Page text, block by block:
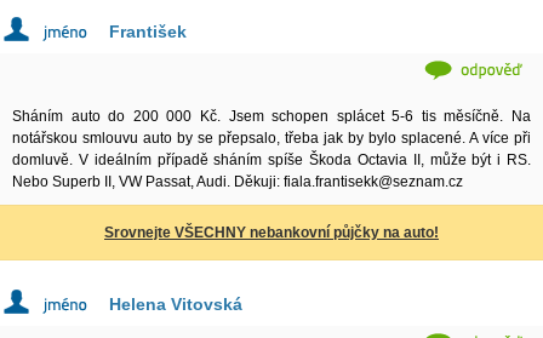
František
Sháním auto do 200 000 Kč. Jsem schopen splácet 5-6 tis měsíčně. Na
notářskou smlouvu auto by se přepsalo, třeba jak by bylo splacené. A více při
domluvě. V ideálním případě sháním spíše Škoda Octavia II, může být i RS.
Nebo Superb II, VW Passat, Audi. Děkuji: fiala.frantisekk@seznam.cz
Srovnejte VŠECHNY nebankovní půjčky na auto!
Helena Vitovská